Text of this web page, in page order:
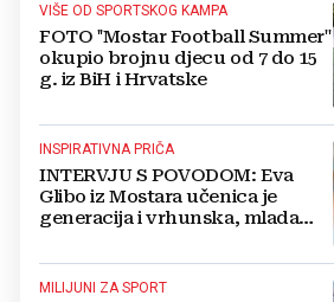
VIŠE OD SPORTSKOG KAMPA
FOTO ''Mostar Football Summer''
okupio brojnu djecu od 7 do 15
g. iz BiH i Hrvatske
INSPIRATIVNA PRIČA
INTERVJU S POVODOM: Eva
Glibo iz Mostara učenica je
generacija i vrhunska, mlada
MILIJUNI ZA SPORT